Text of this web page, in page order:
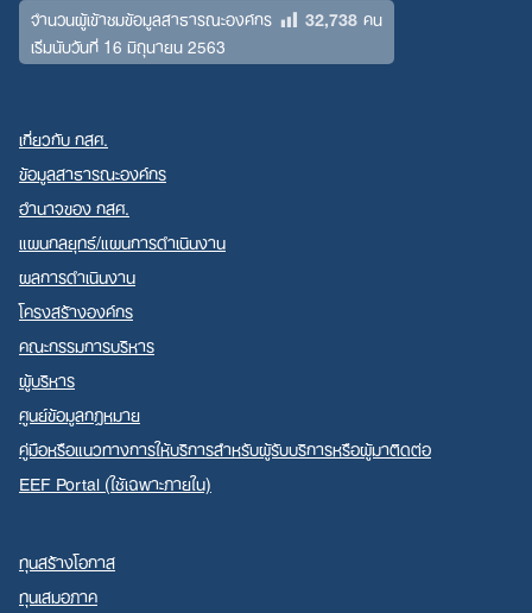
จำนวนผู้เข้าชมข้อมูลสาธารณะองค์กร 32,738คน
เริ่มนับวันที่ 16 มิถุนายน 2563
เกี่ยวกับ กสศ.
ข้อมูลสาธารณะองค์กร
อำนาจของ กสศ.
แผนกลยุทธ์/แผนการดำเนินงาน
ผลการดำเนินงาน
โครงสร้างองค์กร
คณะกรรมการบริหาร
ผู้บริหาร
ศูนย์ข้อมูลกฎหมาย
คู่มือหรือแนวทางการให้บริการสำหรับผู้รับบริการหรือผู้มาติดต่อ
EEF Portal (ใช้เฉพาะภายใน)
ทุนสร้างโอกาส
ทุนเสมอภาค